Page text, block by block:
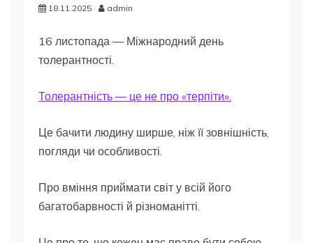
18.11.2025 admin
16 листопада — Міжнародний день
толерантності.
Толерантність — це не про «терпіти».
Це бачити людину ширше, ніж її зовнішність,
погляди чи особливості.
Про вміння приймати світ у всій його
багатобарвності й різноманітті.